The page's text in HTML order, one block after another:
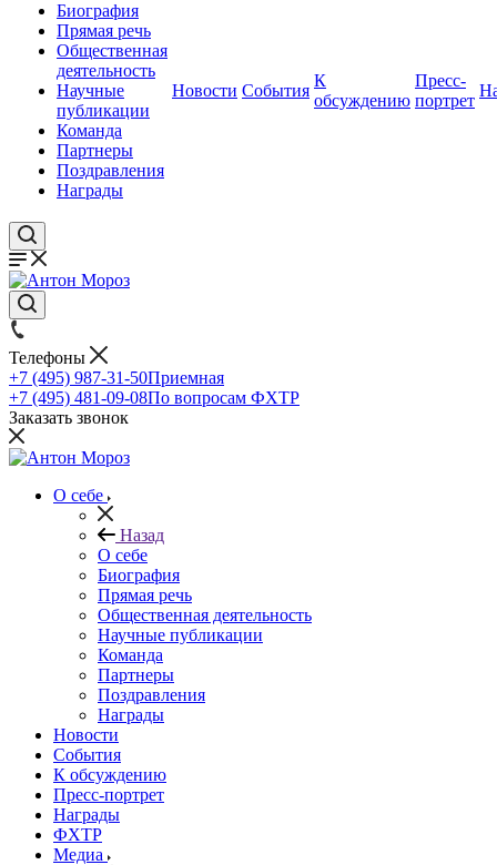
Биография
Прямая речь
Общественная
деятельность
Научные
публикации
Команда
Партнеры
Поздравления
Награды
Новости События
К
обсуждению
Пресс-
портрет
Телефоны
+7 (495) 987-31-50Приемная
+7 (495) 481-09-08По вопросам ФХТР
Заказать звонок
О себе
Назад
О себе
Биография
Прямая речь
Общественная деятельность
Научные публикации
Команда
Партнеры
Поздравления
Награды
Новости
События
К обсуждению
Пресс-портрет
Награды
ФХТР
Медиа